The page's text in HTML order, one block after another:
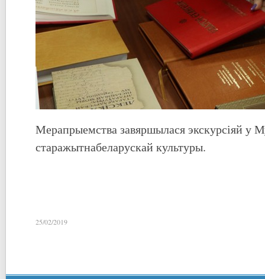
Мерапрыемства завяршылася экскурсіяй у
старажытнабеларускай культуры.
25/02/2019